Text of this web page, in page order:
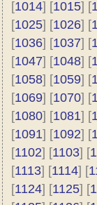
[1014] [1015] [
[1025] [1026] [
[1036] [1037] [
[1047] [1048] [
[1058] [1059] [
[1069] [1070] [
[1080] [1081] [
[1091] [1092] [
[1102] [1103] [
[1113] [1114] [
[1124] [1125] [